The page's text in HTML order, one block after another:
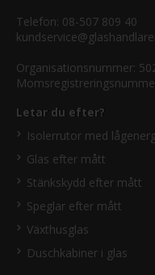
Telefon: 08-507 809 40
Organisationsnummer:
Letar du efter?
Isolerrutor med
Glas efter mått
Stänkskydd efter mått
Speglar efter mått
Växthusglas
Duschkabiner i glas